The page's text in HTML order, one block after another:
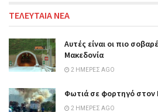
ΤΕΛΕΥΤΑΙΑ ΝΕΑ
Αυτές είναι οι πιο
Μακεδονία
2 ΗΜΈΡΕΣ AGO
Φωτιά σε φορτηγό στον
2 ΗΜΈΡΕΣ AGO